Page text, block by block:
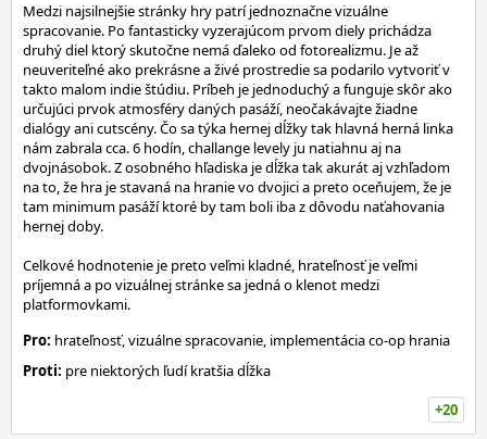
Medzi najsilnejšie stránky hry patrí jednoznačne vizuálne
spracovanie. Po fantasticky vyzerajúcom prvom diely prichádza
druhý diel ktorý skutočne nemá ďaleko od fotorealizmu. Je až
neuveriteľné ako prekrásne a živé prostredie sa podarilo vytvoriť v
takto malom indie štúdiu. Príbeh je jednoduchý a funguje skôr ako
určujúci prvok atmosféry daných pasáží, neočakávajte žiadne
dialógy ani cutscény. Čo sa týka hernej dĺžky tak hlavná herná linka
nám zabrala cca. 6 hodín, challange levely ju natiahnu aj na
dvojnásobok. Z osobného hľadiska je dĺžka tak akurát aj vzhľadom
na to, že hra je stavaná na hranie vo dvojici a preto oceňujem, že je
tam minimum pasáží ktoré by tam boli iba z dôvodu naťahovania
hernej doby.
Celkové hodnotenie je preto veľmi kladné, hrateľnosť je veľmi
príjemná a po vizuálnej stránke sa jedná o klenot medzi
platformovkami.
Pro: hrateľnosť, vizuálne spracovanie, implementácia co-op hrania
Proti: pre niektorých ľudí kratšia dĺžka
+20